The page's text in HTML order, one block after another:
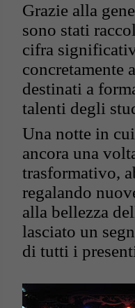
Grazie alla
sono stati
cifra
concretamente
destinati a
talenti degli
Una notte in
ancora una
trasformativo,
regalando
alla bellezza
lasciato un
di tutti i